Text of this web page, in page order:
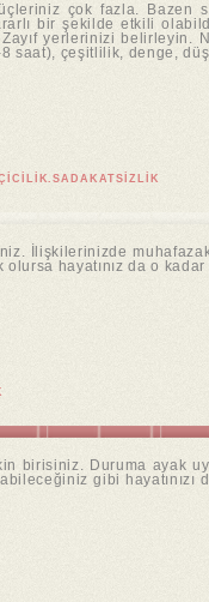
çok fazla. Bazen
bir şekilde etkili
yerlerinizi belirleyin.
saat), çeşitlilik, denge,
İlişkilerinizde
olursa hayatınız da o
birisiniz. Duruma ayak
gibi